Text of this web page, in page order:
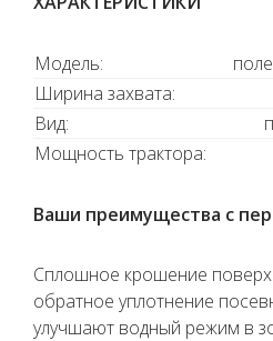
Модель:
Ширина захвата:
Вид:
Мощность трактора:
Ваши преимущества с
Сплошное крошение
обратное уплотнение
улучшают водный режим в